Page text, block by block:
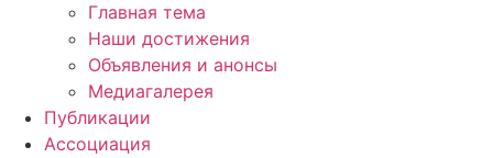
Главная тема
Наши достижения
Объявления и анонсы
Медиагалерея
Публикации
Ассоциация